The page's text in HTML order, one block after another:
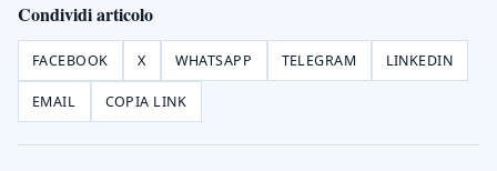
Condividi articolo
FACEBOOK X WHATSAPP TELEGRAM LINKEDIN
EMAIL COPIA LINK